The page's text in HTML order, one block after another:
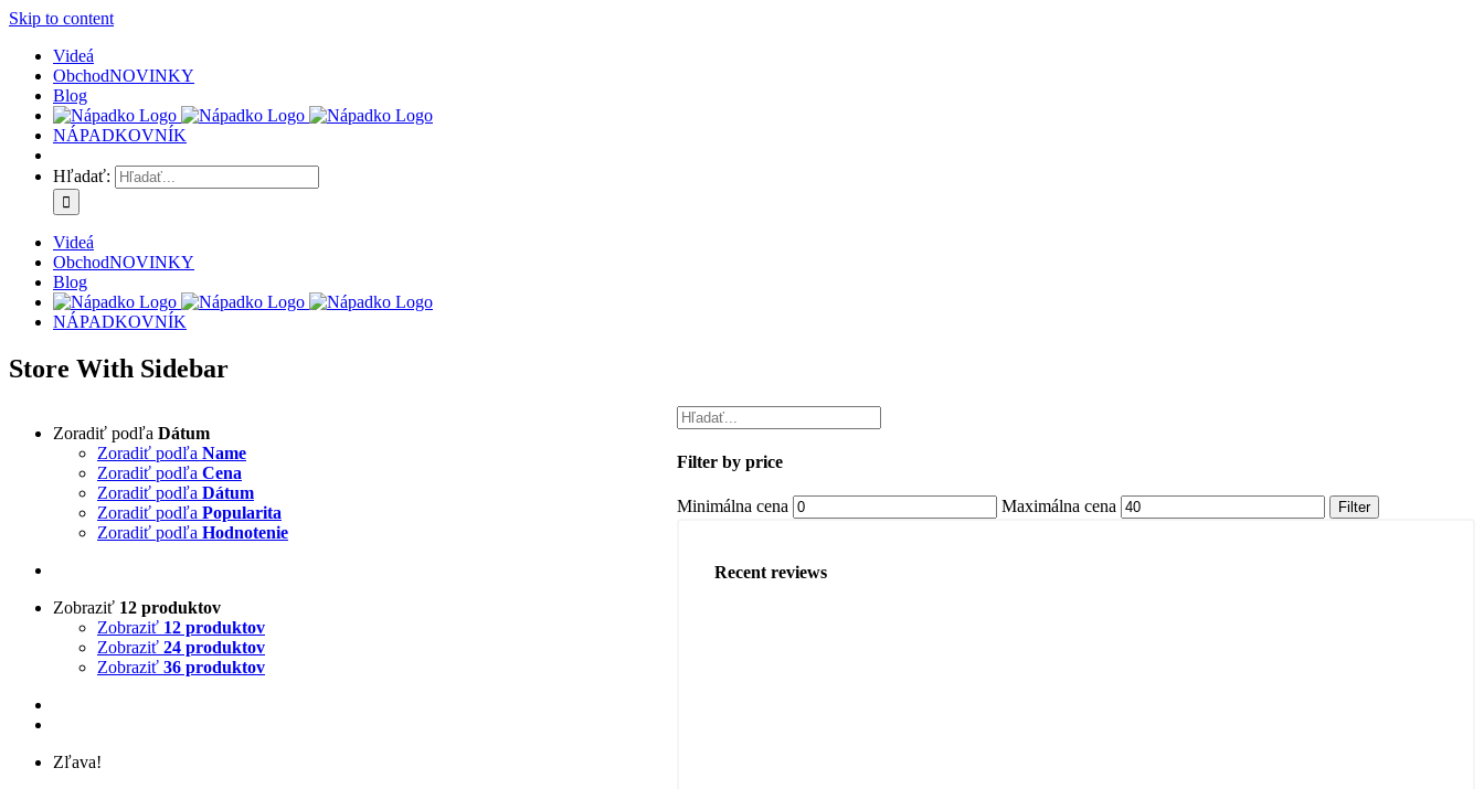
Skip to content
Videá
ObchodNOVINKY
Blog
NÁPADKOVNÍK
Hľadať:
Videá
ObchodNOVINKY
Blog
NÁPADKOVNÍK
Store With Sidebar
Zoradiť podľa Dátum
Zoradiť podľa Name
Zoradiť podľa Cena
Zoradiť podľa Dátum
Zoradiť podľa Popularita
Zoradiť podľa Hodnotenie
Zobraziť 12 produktov
Zobraziť 12 produktov
Zobraziť 24 produktov
Zobraziť 36 produktov
Zľava!
Filter by price
Minimálna cena Maximálna cena Filter
Recent reviews